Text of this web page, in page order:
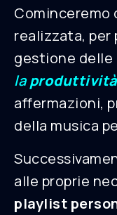
Cominceremo
realizzata,
gestione delle
laproduttività
affermazioni,
della musica
alle proprie
playlist